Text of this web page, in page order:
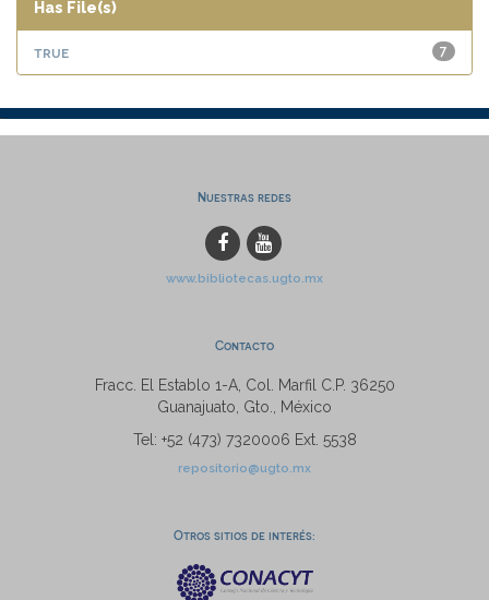
Has File(s)
7
true
Nuestras redes
www.bibliotecas.ugto.mx
Contacto
Fracc. El Establo 1-A, Col. Marfil C.P. 36250
Guanajuato, Gto., México
Tel: +52 (473) 7320006 Ext. 5538
repositorio@ugto.mx
Otros sitios de interés: